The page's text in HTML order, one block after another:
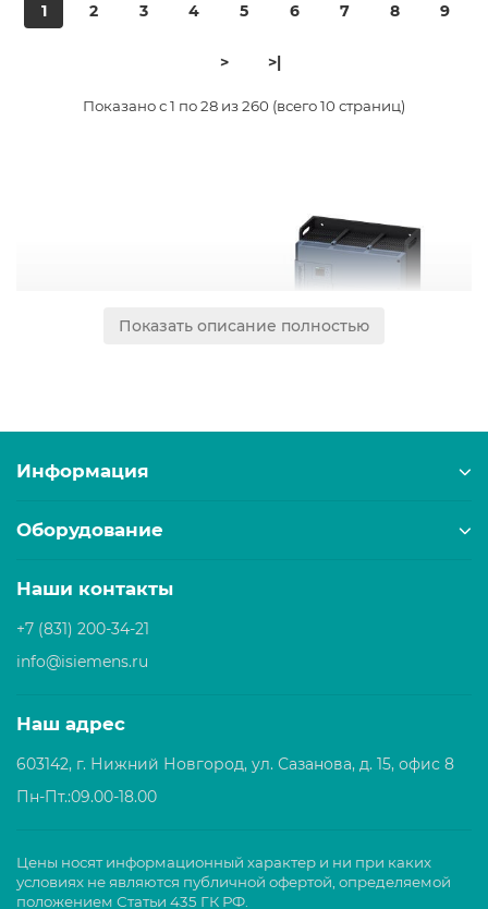
1 2 3 4 5 6 7 8 9
> >|
Показано с 1 по 28 из 260 (всего 10 страниц)
3RW55
плавного пуска для двигателей, выпустив новую
обеспечивающих защиту электродвигателей,
инфраструктуре, во время пуска и останова.
Устройства плавного пуска Sirius 3RW55 Failsafe -
крутящего момента (STO). Как указано в стандартах
безопасности, функция защиты для систем
генерирующая крутящий момент, перестает
предотвращая нежелательный перезапуск.
Производители панелей управления больше не
требуют использования отдельных компонентов
Показать описание полностью
Информация
Оборудование
Наши контакты
+7 (831) 200-34-21
info@isiemens.ru
Наш адрес
603142, г. Нижний Новгород, ул. Сазанова, д. 15, офис 8
Пн-Пт.:09.00-18.00
Цены носят информационный характер и ни при каких
условиях не являются публичной офертой, определяемой
положением Статьи 435 ГК РФ.